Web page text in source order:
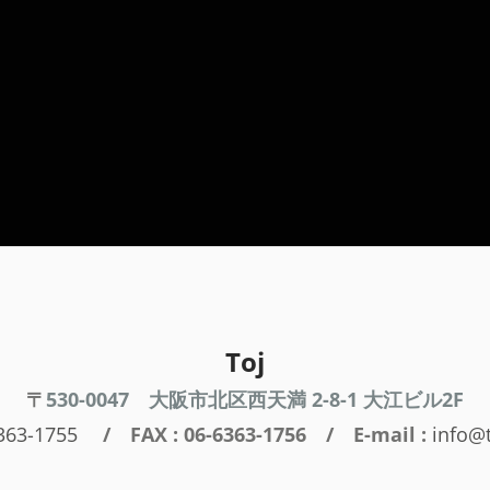
Toj
〒 530-0047 大阪市北区西天満 2-8-1 大江ビル2F
1755 / FAX : 06-6363-1756 / E-mail :